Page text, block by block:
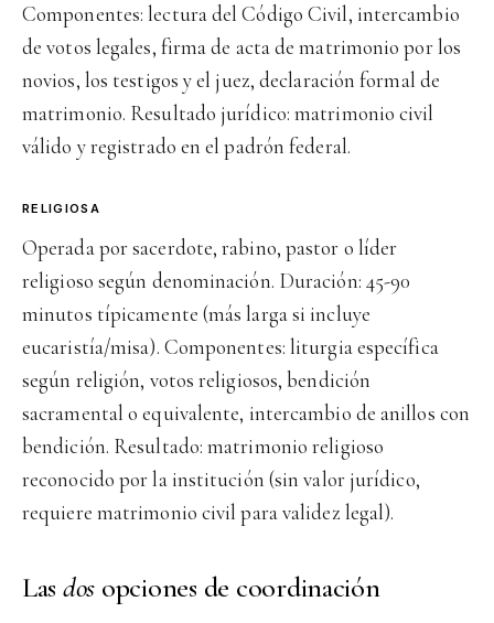
Componentes: lectura del Código Civil, intercambio
de votos legales, firma de acta de matrimonio por los
novios, los testigos y el juez, declaración formal de
matrimonio. Resultado jurídico: matrimonio civil
válido y registrado en el padrón federal.
RELIGIOSA
Operada por sacerdote, rabino, pastor o líder
religioso según denominación. Duración: 45-90
minutos típicamente (más larga si incluye
eucaristía/misa). Componentes: liturgia específica
según religión, votos religiosos, bendición
sacramental o equivalente, intercambio de anillos con
bendición. Resultado: matrimonio religioso
reconocido por la institución (sin valor jurídico,
requiere matrimonio civil para validez legal).
Las dos opciones de coordinación